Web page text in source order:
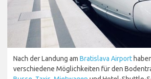
Nach der Landung am Bratislava Airport
verschiedene Möglichkeiten für den